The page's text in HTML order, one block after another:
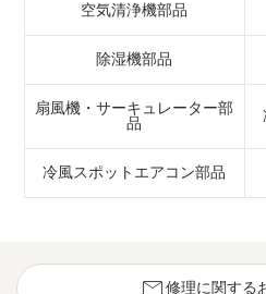
空気清浄機部品
除湿機部品
扇風機・サーキュレーター部
品
冷風スポットエアコン部品
修理に関する